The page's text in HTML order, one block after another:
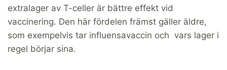
extralager av T-celler är bättre effekt vid
vaccinering. Den här fördelen främst gäller äldre,
som exempelvis tar influensavaccin och vars lager i
regel börjar sina.